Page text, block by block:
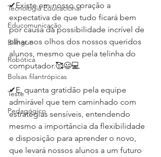
Tecnologia Educacional
Educomunicação
Bilíngue
Robótica
Bolsas filantrópicas
Teste
Pedagógico
✔Existe em nosso coração a
expectativa de que tudo ficará bem
por causa da possibilidade incrível de
olhar nos olhos dos nossos queridos
alunos, mesmo que pela telinha do
computador.⁣⁣🥰😃💻
✔E, quanta gratidão pela equipe
admirável que tem caminhado com
estratégias sensíveis, entendendo
mesmo a importância da flexibilidade
e disposição para aprender o novo,
que levará nossos alunos a um futuro